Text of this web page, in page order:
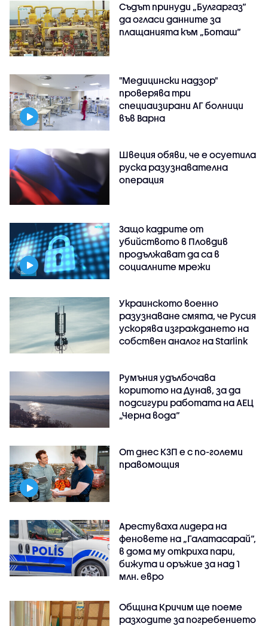
Съдът принуди „Булгаргаз“
да огласи данните за
плащанията към „Боташ“
"Медицински надзор"
проверява три
специаизирани АГ болници
във Варнa
Швеция обяви, че е осуетила
руска разузнавателна
операция
Защо кадрите от
убийството в Пловдив
продължават да са в
социалните мрежи
Украинското военно
разузнаване смята, че Русия
ускорява изграждането на
собствен аналог на Starlink
Румъния удълбочава
коритото на Дунав, за да
подсигури работата на АЕЦ
„Черна вода“
От днес КЗП е с по-големи
правомощия
Арестуваха лидера на
феновете на „Галатасарай“,
в дома му откриха пари,
бижута и оръжие за над 1
млн. евро
Община Кричим ще поеме
разходите за погребението